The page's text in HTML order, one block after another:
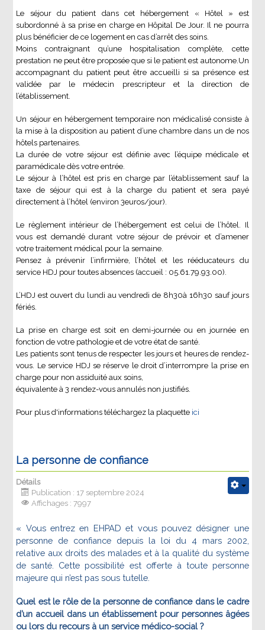
Le séjour du patient dans cet hébergement « Hôtel » est
subordonné à sa prise en charge en Hôpital De Jour. Il ne pourra
plus bénéficier de ce logement en cas d’arrêt des soins.
Moins contraignant qu’une hospitalisation complète, cette
prestation ne peut être proposée que si le patient est autonome.Un
accompagnant du patient peut être accueilli si sa présence est
validée par le médecin prescripteur et la direction de
l’établissement.
Un séjour en hébergement temporaire non médicalisé consiste à
la mise à la disposition au patient d’une chambre dans un de nos
hôtels partenaires.
La durée de votre séjour est définie avec l’équipe médicale et
paramédicale dès votre entrée.
Le séjour à l’hôtel est pris en charge par l’établissement sauf la
taxe de séjour qui est à la charge du patient et sera payé
directement à l’hôtel (environ 3euros/jour).
Le règlement intérieur de l’hébergement est celui de l’hôtel. Il
vous est demandé durant votre séjour de prévoir et d’amener
votre traitement médical pour la semaine.
Pensez à prévenir l’infirmière, l’hôtel et les rééducateurs du
service HDJ pour toutes absences (accueil : 05.61.79.93.00).
L’HDJ est ouvert du lundi au vendredi de 8h30à 16h30 sauf jours
fériés.
La prise en charge est soit en demi-journée ou en journée en
fonction de votre pathologie et de votre état de santé.
Les patients sont tenus de respecter les jours et heures de rendez-
vous. Le service HDJ se réserve le droit d’interrompre la prise en
charge pour non assiduité aux soins,
équivalente à 3 rendez-vous annulés non justifiés.
Pour plus d'informations téléchargez la plaquette ici
La personne de confiance
Détails
Publication : 17 septembre 2024
Affichages : 7997
« Vous entrez en EHPAD et vous pouvez désigner une
personne de confiance depuis la loi du 4 mars 2002,
relative aux droits des malades et à la qualité du système
de santé. Cette possibilité est offerte à toute personne
majeure qui n’est pas sous tutelle.
Quel est le rôle de la personne de confiance dans le cadre
d’un accueil dans un établissement pour personnes âgées
ou lors du recours à un service médico-social ?